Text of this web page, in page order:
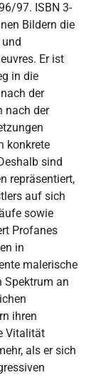
97. ISBN 3-
Bildern die
Er ist
in die
der
nach der
konkrete
sind
repräsentiert,
auf sich
sowie
Profanes
in
malerische
Spektrum an
ihren
Vitalität
als er sich